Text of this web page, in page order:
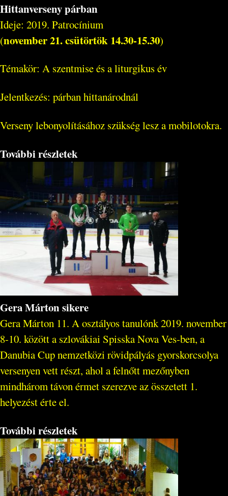
Hittanverseny párban
Ideje: 2019. Patrocínium
(november 21. csütörtök 14.30-15.30)
Témakör: A szentmise és a liturgikus év
Jelentkezés: párban hittanárodnál
Verseny lebonyolításához szükség lesz a mobilotokra.
További részletek
Gera Márton sikere
Gera Márton 11. A osztályos tanulónk 2019. november
8-10. között a szlovákiai Spisska Nova Ves-ben, a
Danubia Cup nemzetközi rövidpályás gyorskorcsolya
versenyen vett részt, ahol a felnőtt mezőnyben
mindhárom távon érmet szerezve az összetett 1.
helyezést érte el.
További részletek